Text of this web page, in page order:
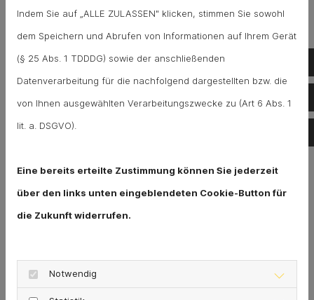
Vorteile des Verfahrens
Keine Aufgrabungen, kein Schutt,
minimaler Zeitaufwand
Weniger Arbeits- und Materialaufwand
Indem Sie auf „ALLE ZULASSEN" klicken, stimmen Sie sowohl
dem Speichern und Abrufen von Informationen auf Ihrem Gerät
(§ 25 Abs. 1 TDDDG) sowie der anschließenden
Datenverarbeitung für die nachfolgend dargestellten bzw. die
von Ihnen ausgewählten Verarbeitungszwecke zu (Art 6 Abs. 1
lit. a. DSGVO).
Eine bereits erteilte Zustimmung können Sie jederzeit
über den links unten eingeblendeten Cookie-Button für
die Zukunft widerrufen.
Notwendig